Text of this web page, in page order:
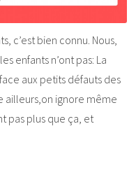
c’est bien connu. Nous,
enfants n’ont pas: La
aux petits défauts des
ailleurs,on ignore même
pas plus que ça, et